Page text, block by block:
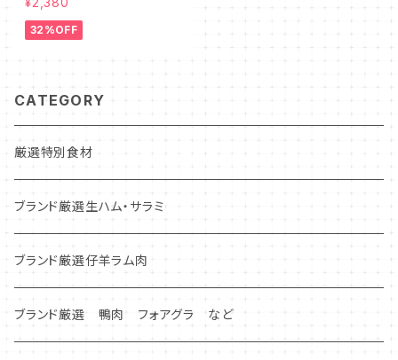
32%OFF
CATEGORY
厳選特別食材
ブランド厳選生ハム・サラミ
ブランド厳選仔羊ラム肉
ブランド厳選 鴨肉 フォアグラ など